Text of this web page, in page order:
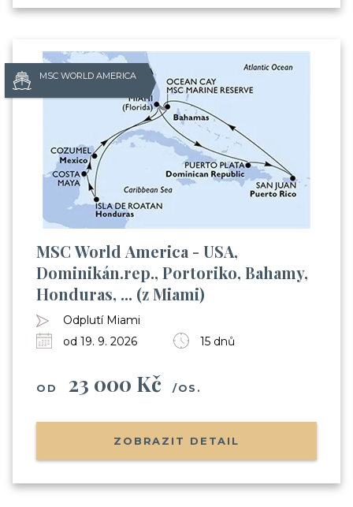
MSC WORLD AMERICA
MSC World America - USA,
Dominikán.rep., Portoriko, Bahamy,
Honduras, ... (z Miami)
Odplutí Miami
od 19. 9. 2026
15 dnů
OD 23 000 Kč /OS.
ZOBRAZIT DETAIL